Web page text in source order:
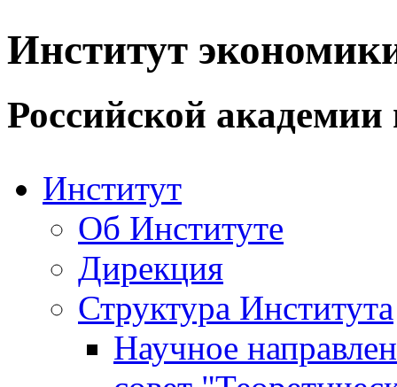
Институт
Российской академии
Институт
Об Институте
Дирекция
Структура Института
Научное